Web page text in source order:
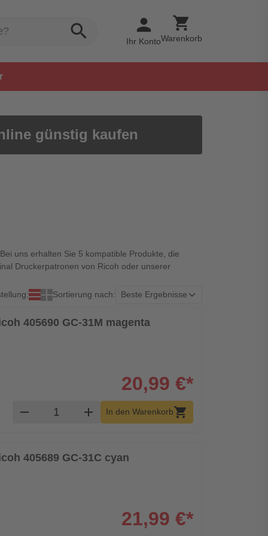
search person
Ihr Konto
shopping_cart
Warenkorb
günstig kaufen
uns erhalten Sie 5 kompatible Produkte, die
Druckerpatronen von Ricoh oder unserer
Sortierung nach:
405690 GC-31M magenta
20,99 €*
remove Produkt Warenkorb Menge
add In den Warenkorbshopping_cart
405689 GC-31C cyan
21,99 €*